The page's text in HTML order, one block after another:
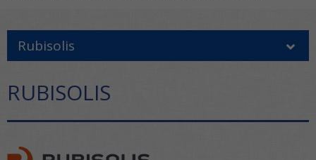
Rubisolis
RUBISOLIS